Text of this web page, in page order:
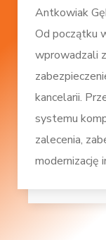
Antkowiak
Od początku
wprowadzali
kancelarii.
systemu
zalecenia,
modernizację